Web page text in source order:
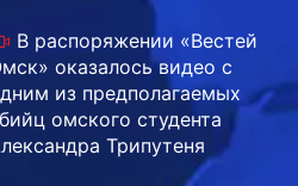
В распоряжении «Вестей
оказалось видео с
из предполагаемых
омского студента
Трипутеня